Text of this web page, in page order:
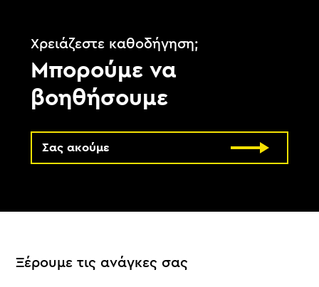
Χρειάζεστε καθοδήγηση;
Μπορούμε να
βοηθήσουμε
Σας ακούμε
Ξέρουμε τις ανάγκες σας